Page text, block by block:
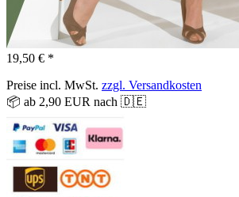
19,50 € *
Preise incl. MwSt. zzgl. Versandkosten
📦 ab 2,90 EUR nach 🇩🇪